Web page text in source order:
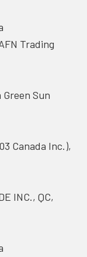
Trading
Green Sun
Canada Inc.),
INC., QC,